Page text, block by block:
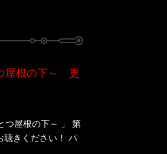
屋根の下～ 更
つ屋根の下～ 」 第
聴きください！ パ